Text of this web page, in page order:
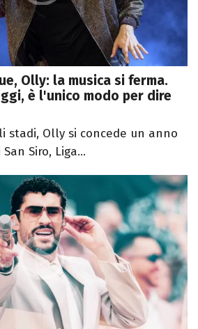
Olly: la musica si ferma.
è l'unico modo per dire
stadi, Olly si concede un anno
Siro, Liga...